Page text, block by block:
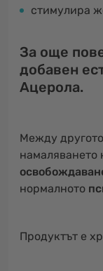
стимулира
За още
добавен
Ацерола.
Между
намаляването
нормалното
Продуктът е